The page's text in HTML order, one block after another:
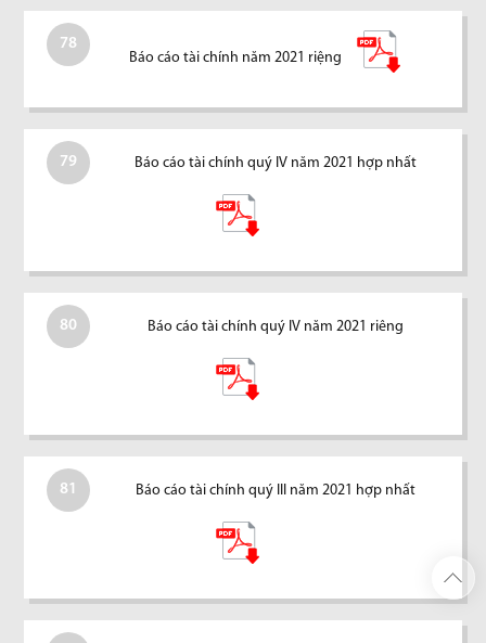
78
Báo cáo tài chính năm 2021 riệng
79 Báo cáo tài chính quý IV năm 2021 hợp nhất
80 Báo cáo tài chính quý IV năm 2021 riêng
81 Báo cáo tài chính quý III năm 2021 hợp nhất